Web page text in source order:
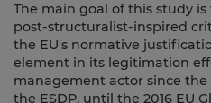
The main goal of this study
post-structuralist-inspired
the EU's normative
element in its legitimation
management actor since the
the ESDP, until the 2016 EU